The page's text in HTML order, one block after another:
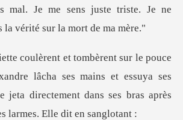
0
uste triste. Je ne
lâcha ses mains et essuya ses
jeta directement